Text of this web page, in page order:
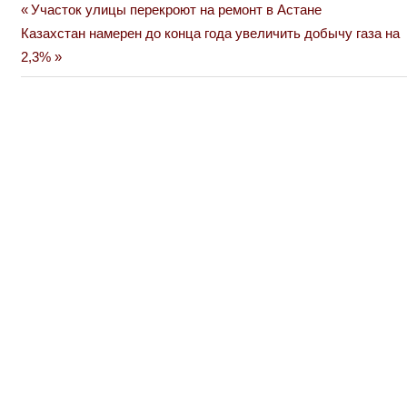
Навигация
по
Previous
Post:
Участок улицы перекроют на ремонт в Астане
Next
Post:
Казахстан намерен до конца года увеличить добычу газа на
2,3%